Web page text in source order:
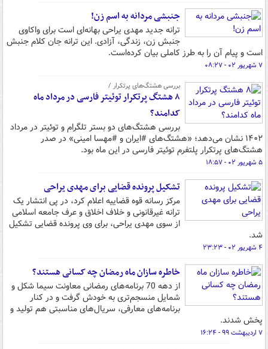
جنبشی مردانه به اسم زن!
ترانه جدید مهدی یراحی بهانه‌ای است برای واکاوی
جنبش زن، زندگی، آزادی. این ترانه جان کلام جنبش
است و پیام آن را به طرز کاملی بیان کرده‌است.
۷ شهریور ۰۲ - ۰۸:۲۷
بررسی هشتگ‌های پرتکرار /
۸ هشتگ پرتکرار توئیتر فارسی در مرداد ماه
کدامند؟
بررسی هشتگ‌های دو بستر تلگرام و توئیتر در مرداد
۱۴۰۲ نشان می‌دهد؛ «هشتگ‌های #ایران و #مهسا امینی» در صدر
هشتگ‌های پرتکرار پلتفرم توئیتر فارسی در این ماه بود.
۵ شهریور ۰۲ - ۱۸:۵۷
تشکیل پرونده قضایی برای مهدی یراحی
مرکز رسانه قوه قضاییه اعلام کرد، در پی انتشار یک
ترانه غیرقانونی و خلاف اخلاق و عرف جامعه اسلامی
از سوی مهدی یراحی، برای وی پرونده قضایی تشکیل
شد.
۴ شهریور ۰۲ - ۲۳:۲۳
خاطره سازان ماه رمضان چه کسانی هستند؟
از دهه 70 برنامه‌های رمضانی معاونت سیما شکل و
شمایل منسجم‌تری به خودش گرفت و در کنار
برنامه‌های معارفی، سریال‌های مناسبتی هم تولید و
پخش شدند.
۷ اردیبهشت ۹۹ - ۱۶:۲۴